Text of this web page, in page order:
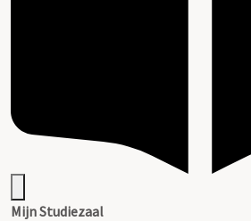
Mijn Studiezaal